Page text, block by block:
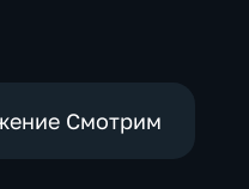
Смотрим